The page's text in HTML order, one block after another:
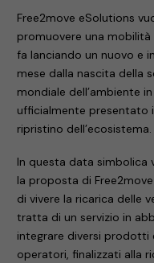
Free2move eSolutions
promuovere una
fa lanciando un nuovo e
mese dalla nascita della
mondiale dell’ambiente
ufficialmente presentato
ripristino dell’ecosistema.
In questa data simbolica
la proposta di
di vivere la ricarica delle
tratta di un servizio in
integrare diversi prodotti
operatori, finalizzati alla